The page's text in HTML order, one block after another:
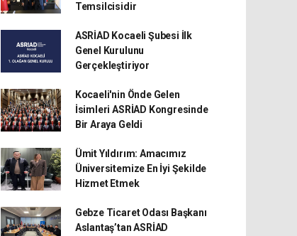
Temsilcisidir
ASRİAD Kocaeli Şubesi İlk
Genel Kurulunu
Gerçekleştiriyor
Kocaeli'nin Önde Gelen
İsimleri ASRİAD Kongresinde
Bir Araya Geldi
Ümit Yıldırım: Amacımız
Üniversitemize En İyi Şekilde
Hizmet Etmek
Gebze Ticaret Odası Başkanı
Aslantaş’tan ASRİAD